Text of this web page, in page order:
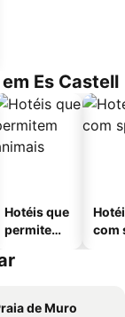
Es Castell
Hotéis que
permitem
com
de Muro